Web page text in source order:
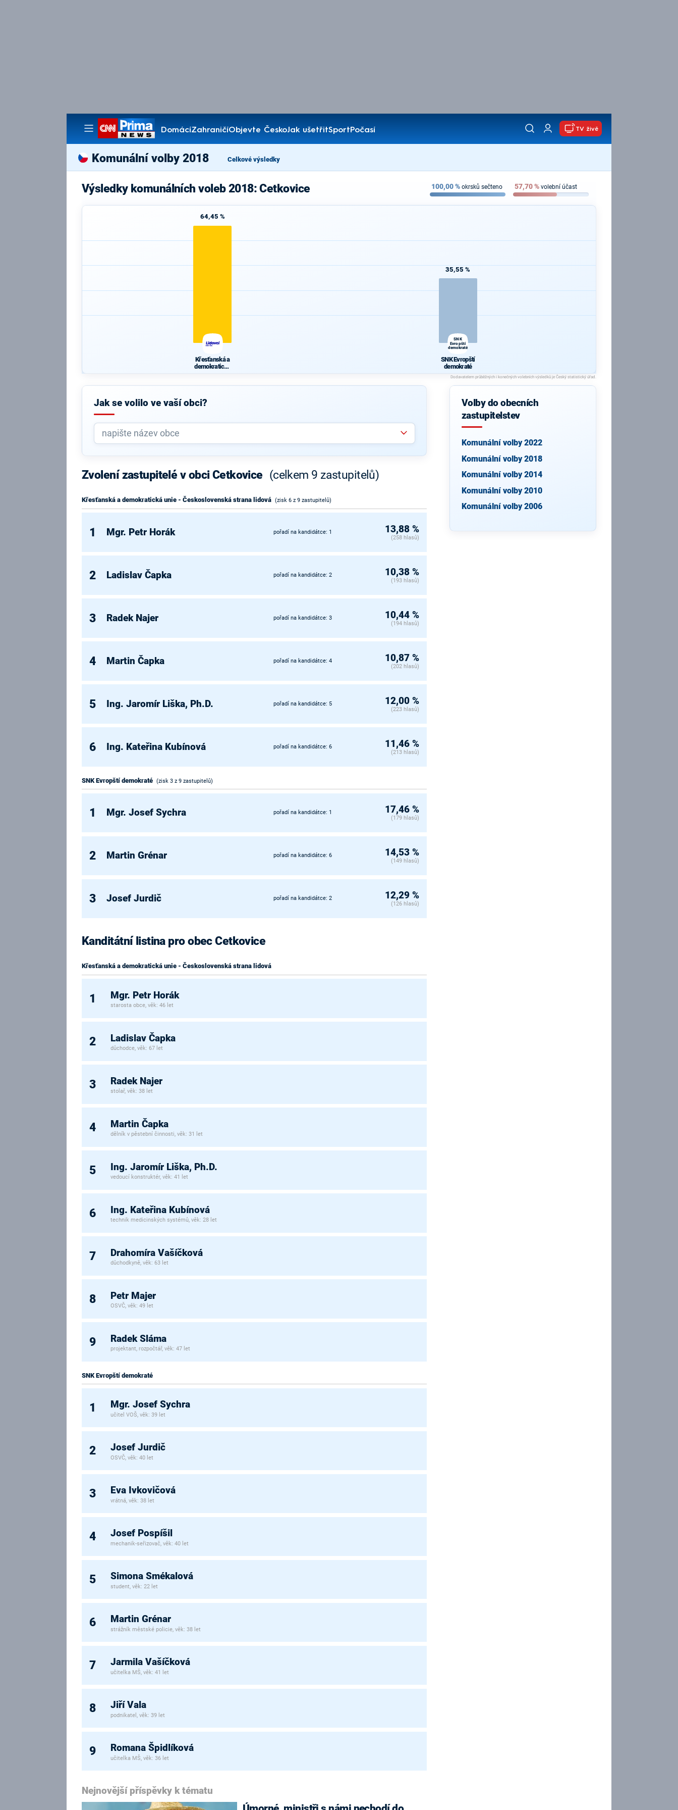
DomácíZahraničíObjevte ČeskoJak ušetřitSportPočasí
Pořady
TV živě
Komunální volby 2018 Celkové výsledky
Výsledky komunálních voleb 2018: Cetkovice 100,00% okrsků sečteno 57,70% volební účast
64,45 %
Křesťanská a
demokratická
ká strana
35,55 %
SNK
Evropští
demokraté
SNK Evropští
demokraté
Jak se volilo ve vaší obci?
Zvolení zastupitelé v obci Cetkovice (celkem 9 zastupitelů)
Křesťanská a demokratická unie - Československá strana lidová (zisk 6 z 9 zastupitelů)
1 Mgr. Petr Horák pořadí na kandidátce: 1 13,88 %
(258 hlasů)
2 Ladislav Čapka pořadí na kandidátce: 2 10,38 %
(193 hlasů)
3 Radek Najer pořadí na kandidátce: 3 10,44 %
(194 hlasů)
4 Martin Čapka pořadí na kandidátce: 4 10,87 %
(202 hlasů)
5 Ing. Jaromír Liška, Ph.D. pořadí na kandidátce: 5 12,00 %
(223 hlasů)
6 Ing. Kateřina Kubínová pořadí na kandidátce: 6 11,46 %
(213 hlasů)
SNK Evropští demokraté (zisk 3 z 9 zastupitelů)
1 Mgr. Josef Sychra pořadí na kandidátce: 1 17,46 %
(179 hlasů)
2 Martin Grénar pořadí na kandidátce: 6 14,53 %
(149 hlasů)
3 Josef Jurdič pořadí na kandidátce: 2 12,29 %
(126 hlasů)
Kanditátní listina pro obec Cetkovice
Křesťanská a demokratická unie - Československá strana lidová
1 Mgr. Petr Horák
starosta obce, věk: 46 let
2 Ladislav Čapka
důchodce, věk: 67 let
3 Radek Najer
stolař, věk: 38 let
4 Martin Čapka
dělník v pěstební činnosti, věk: 31 let
5 Ing. Jaromír Liška, Ph.D.
vedoucí konstruktér, věk: 41 let
6 Ing. Kateřina Kubínová
technik medicinských systémů, věk: 28 let
7 Drahomíra Vašíčková
důchodkyně, věk: 63 let
8 Petr Majer
OSVČ, věk: 49 let
9 Radek Sláma
projektant, rozpočtář, věk: 47 let
SNK Evropští demokraté
1 Mgr. Josef Sychra
učitel VOŠ, věk: 39 let
2 Josef Jurdič
OSVČ, věk: 40 let
3 Eva Ivkovičová
vrátná, věk: 38 let
4 Josef Pospíšil
mechanik-seřizovač, věk: 40 let
5 Simona Smékalová
student, věk: 22 let
6 Martin Grénar
strážník městské policie, věk: 38 let
7 Jarmila Vašíčková
učitelka MŠ, věk: 41 let
8 Jiří Vala
podnikatel, věk: 39 let
9 Romana Špidlíková
učitelka MŠ, věk: 36 let
Nejnovější příspěvky k tématu
Volby do obecních
zastupitelstev
Komunální volby 2022
Komunální volby 2018
Komunální volby 2014
Komunální volby 2010
Komunální volby 2006